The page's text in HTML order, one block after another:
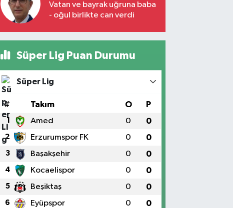
Vatan ve bayrak uğruna baba
- oğul birlikte can verdi
Süper Lig Puan Durumu
Süper Lig
# Takım O P
1 Amed 0 0
2 Erzurumspor FK 0 0
3 Başakşehir 0 0
4 Kocaelispor 0 0
5 Beşiktaş 0 0
6 Eyüpspor 0 0